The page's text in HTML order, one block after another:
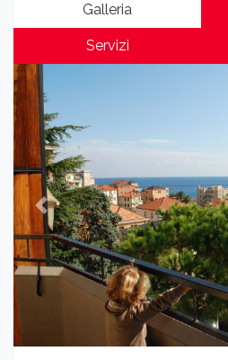
Galleria
Servizi
Previous